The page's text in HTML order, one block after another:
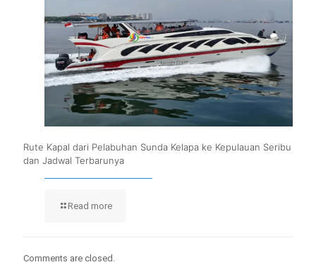
Rute Kapal dari Pelabuhan Sunda Kelapa ke Kepulauan Seribu
dan Jadwal Terbarunya
Read more
Comments are closed.